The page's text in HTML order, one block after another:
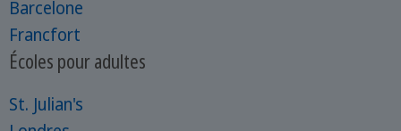
Barcelone
Francfort
Écoles pour adultes
St. Julian's